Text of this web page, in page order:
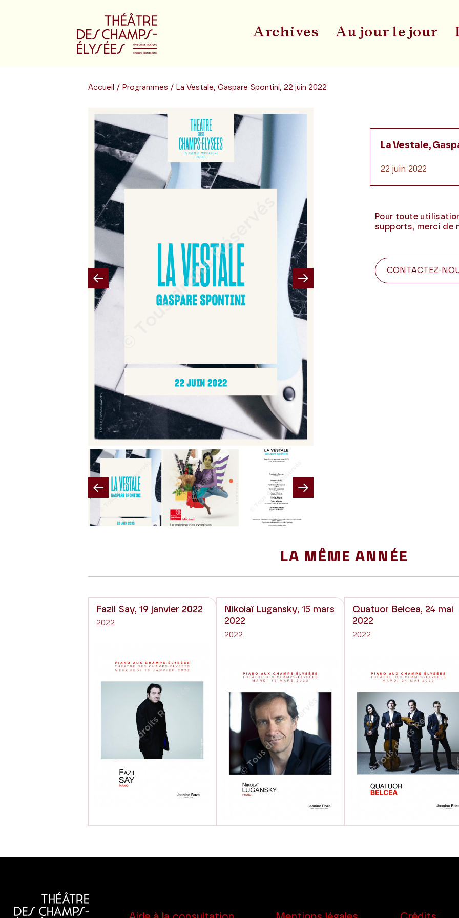
Archives Au jour le jour
Accueil / Programmes / La Vestale, Gaspare Spontini, 22 juin 2022
La Vestale,
22 juin 2022
Pour toute
supports, merci de
CONTACTEZ-
LA MÊME ANNÉE
Fazil Say, 19 janvier 2022
2022
Nikolaï Lugansky, 15 mars
2022
2022
Quatuor Belcea, 24 mai
2022
2022